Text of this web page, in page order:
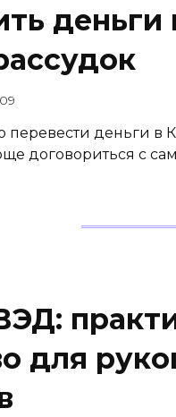
деньги
перевести деньги в
договориться с
для